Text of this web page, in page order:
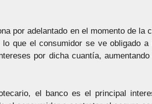
por adelantado en el momento de la
que el consumidor se ve obligado a
por dicha cuantía, aumentando
el banco es el principal